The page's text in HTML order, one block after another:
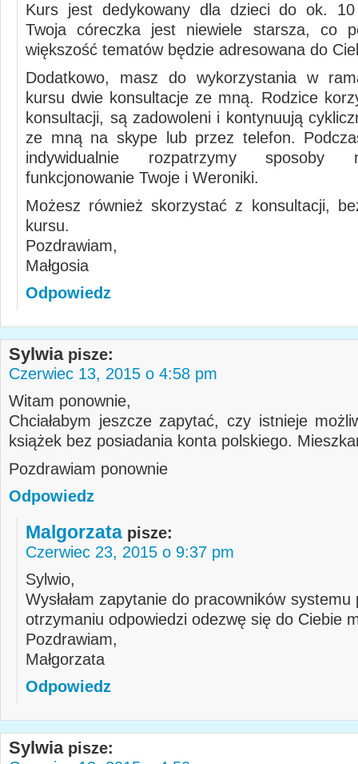
Kurs jest dedykowany dla dzieci do ok.
Twoja córeczka jest niewiele starsza, co
większość tematów będzie adresowana do
Dodatkowo, masz do wykorzystania w
kursu dwie konsultacje ze mną. Rodzice
konsultacji, są zadowoleni i kontynuują
ze mną na skype lub przez telefon.
indywidualnie rozpatrzymy sposoby
funkcjonowanie Twoje i Weroniki.
Możesz również skorzystać z konsultacji,
kursu.
Pozdrawiam,
Małgosia
Odpowiedz
Sylwia pisze:
Czerwiec 13, 2015 o 4:58 pm
Witam ponownie,
Chciałabym jeszcze zapytać, czy istnieje
książek bez posiadania konta polskiego.
Pozdrawiam ponownie
Odpowiedz
Malgorzata pisze:
Czerwiec 23, 2015 o 9:37 pm
Sylwio,
Wysłałam zapytanie do pracowników systemu
otrzymaniu odpowiedzi odezwę się do Ciebie
Pozdrawiam,
Małgorzata
Odpowiedz
Sylwia pisze: